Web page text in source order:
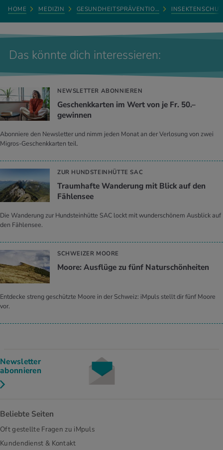
HOME MEDIZIN GESUNDHEITSPRÄVENTIO…
Das könnte dich interessieren:
NEWSLETTER ABONNIEREN
Geschenkkarten im Wert von je Fr. 50.–
gewinnen
Abonniere den Newsletter und nimm jeden Monat an der Verlosung von zwei
Migros-Geschenkkarten teil.
ZUR HUNDSTEINHÜTTE SAC
Traumhafte Wanderung mit Blick auf den
Fählensee
Die Wanderung zur Hundsteinhütte SAC lockt mit wunderschönem Ausblick auf
den Fählensee.
SCHWEIZER MOORE
Moore: Ausflüge zu fünf Naturschönheiten
Entdecke streng geschützte Moore in der Schweiz: iMpuls stellt dir fünf Moore
vor.
Newsletter
abonnieren
Beliebte Seiten
Oft gestellte Fragen zu iMpuls
Kundendienst & Kontakt